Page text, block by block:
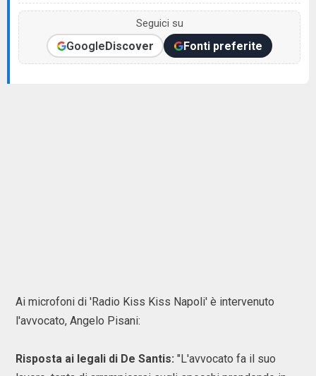
Seguici su
GoogleDiscover Fonti preferite
Ai microfoni di 'Radio Kiss Kiss Napoli' è intervenuto
l'avvocato, Angelo Pisani:
Risposta ai legali di De Santis: "L'avvocato fa il suo